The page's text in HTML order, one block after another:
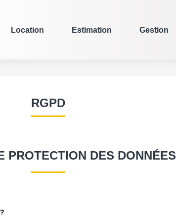
Location Estimation Gestion
RGPD
PROTECTION DES DONNÉES